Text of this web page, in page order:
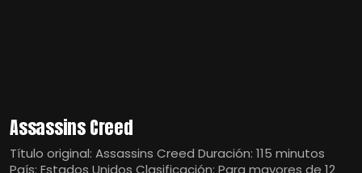
Assassins Creed
Título original: Assassins Creed Duración: 115 minutos
País: Estados Unidos Clasificación: Para mayores de 12